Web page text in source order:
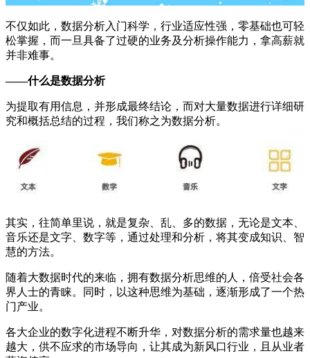
不仅如此，数据分析入门科学，行业适应性强，零基础也可轻
松掌握，而一旦具备了过硬的业务及分析操作能力，拿高薪就
并非难事。
——什么是数据分析
为提取有用信息，并形成最终结论，而对大量数据进行详细研
究和概括总结的过程，我们称之为数据分析。
其实，往简单里说，就是复杂、乱、多的数据，无论是文本、
音乐还是文字、数字等，通过处理和分析，将其变成知识、智
慧的方法。
随着大数据时代的来临，拥有数据分析思维的人，倍受社会各
界人士的青睐。同时，以这种思维为基础，逐渐形成了一个热
门产业。
各大企业的数字化进程不断升华，对数据分析的需求量也越来
越大，供不应求的市场导向，让其成为新风口行业，且从业者